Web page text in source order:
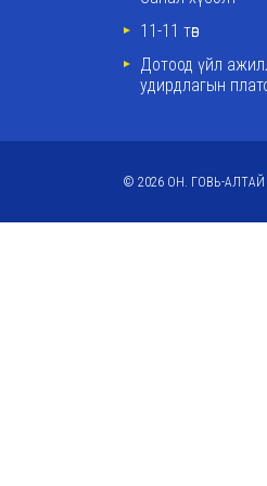
11-11 төв
Дотоод үйл
удирдлагын
© 2026 ОН. ГОВЬ-